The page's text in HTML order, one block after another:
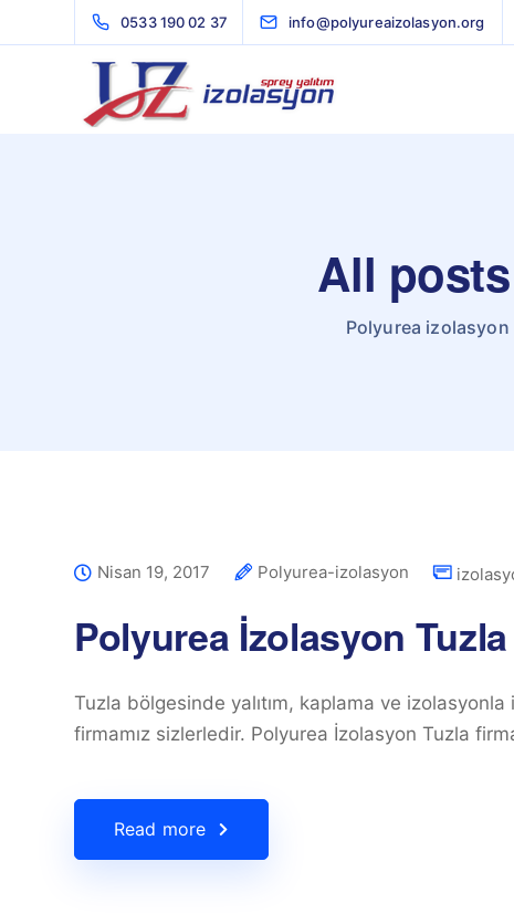
0533 190 02 37 info@polyureaizolasyon.org
All
Polyurea
Nisan 19, 2017 Polyurea-izolasyon
Polyurea İzolasyon Tuzla
Tuzla bölgesinde yalıtım, kaplama ve
firmamız sizlerledir. Polyurea İzolasyon Tuzla
Read more